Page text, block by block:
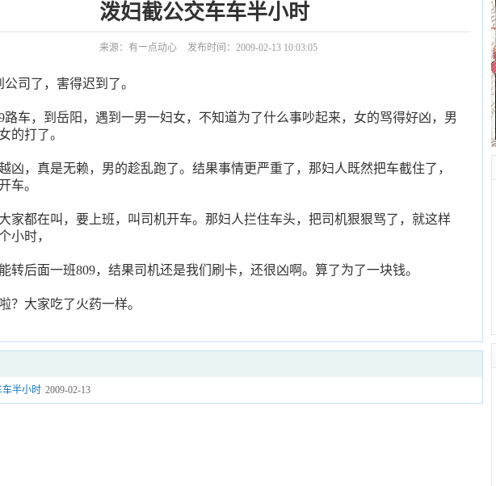
泼妇截公交车车半小时
来源：有一点动心 发布时间：2009-02-13 10:03:05
公司了，害得迟到了。
路车，到岳阳，遇到一男一妇女，不知道为了什么事吵起来，女的骂得好凶，男
的打了。
凶，真是无赖，男的趁乱跑了。结果事情更严重了，那妇人既然把车截住了，
车。
家都在叫，要上班，叫司机开车。那妇人拦住车头，把司机狠狠骂了，就这样
小时，
转后面一班809，结果司机还是我们刷卡，还很凶啊。算了为了一块钱。
？大家吃了火药一样。
车半小时 2009-02-13